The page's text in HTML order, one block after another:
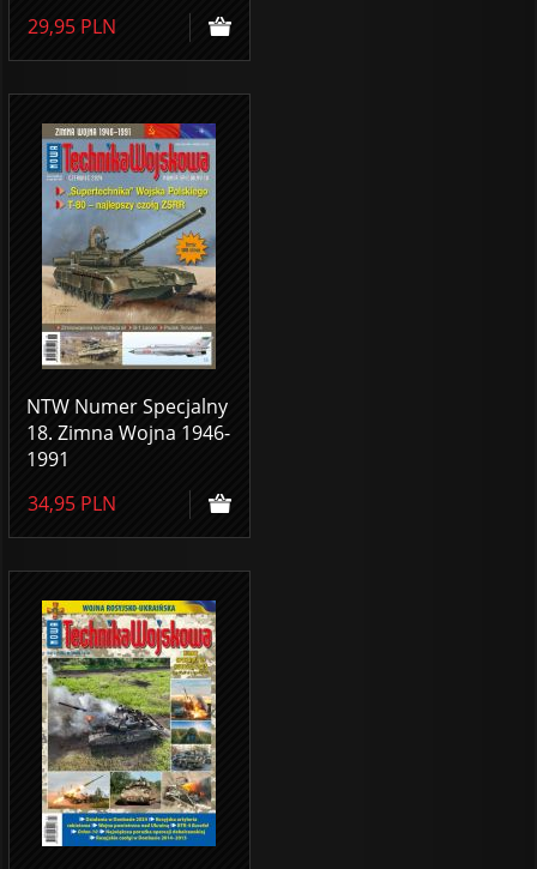
29,95 PLN
NTW Numer Specjalny
18. Zimna Wojna 1946-
1991
34,95 PLN